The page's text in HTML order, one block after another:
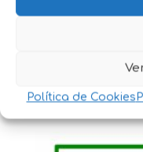
Política de Cookies
CASETA
142,15 -